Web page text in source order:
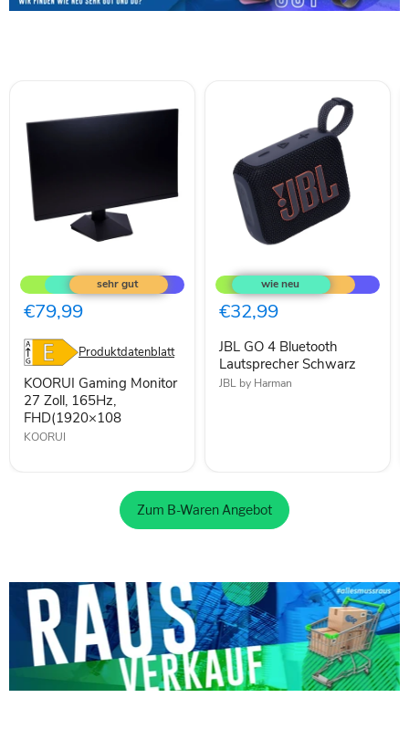
Gaming
Monitor
27
Zoll,
165Hz,
FHD(1920×108
€79,99
Produktdatenblatt
KOORUI Gaming Monitor
27 Zoll, 165Hz,
FHD(1920×108
KOORUI
GO
4
Bluetooth
Lautsprecher
€32,99
JBL GO 4 Bluetooth
Lautsprecher Schwarz
JBL by Harman
Zum B-Waren Angebot